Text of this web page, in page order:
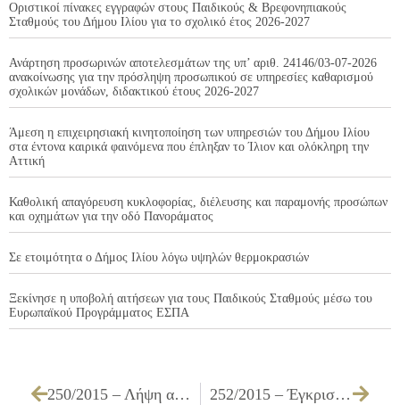
Οριστικοί πίνακες εγγραφών στους Παιδικούς & Βρεφονηπιακούς
Σταθμούς του Δήμου Ιλίου για το σχολικό έτος 2026-2027
Ανάρτηση προσωρινών αποτελεσμάτων της υπ’ αριθ. 24146/03-07-2026
ανακοίνωσης για την πρόσληψη προσωπικού σε υπηρεσίες καθαρισμού
σχολικών μονάδων, διδακτικού έτους 2026-2027
Άμεση η επιχειρησιακή κινητοποίηση των υπηρεσιών του Δήμου Ιλίου
στα έντονα καιρικά φαινόμενα που έπληξαν το Ίλιον και ολόκληρη την
Αττική
Καθολική απαγόρευση κυκλοφορίας, διέλευσης και παραμονής προσώπων
και οχημάτων για την οδό Πανοράματος
Σε ετοιμότητα ο Δήμος Ιλίου λόγω υψηλών θερμοκρασιών
Ξεκίνησε η υποβολή αιτήσεων για τους Παιδικούς Σταθμούς μέσω του
Ευρωπαϊκού Προγράμματος ΕΣΠΑ
250/2015 – Λήψη απόφασης για αναμόρφωση προϋπολογισμού του Δήμου Ιλίου, οικονομικού έτους 2015 252/2015 – Έγκριση πίστωσης και τεχνικών προδιαγραφών για την «Προμήθεια πληροφοριακών πινακίδων για τη λειτουργία των παιδικών χαρών του Δήμου»